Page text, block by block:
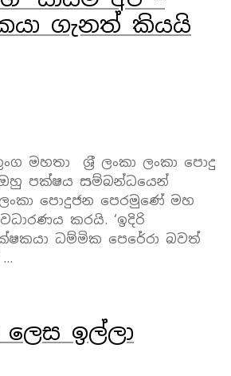
ගැනත් කියයි
මහතා ශ‍්‍රී ලංකා ලංකා පොදු
පක්ෂය සම්බන්ධයෙන්
පොදුජන පෙරමුණේ මහ
කරයි. ‘ඉදිරි
ධම්මික පෙරේරා බවත්
ඉල්ලා